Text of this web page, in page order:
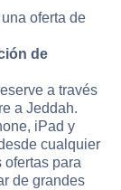
oferta de
de
a través
a Jeddah.
iPad y
cualquier
ofertas para
de grandes